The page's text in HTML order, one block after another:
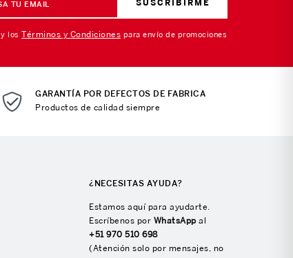
SUSCRIBIRME
y losTérminos y Condiciones para envío de promociones
GARANTÍA POR DEFECTOS DE FABRICA
Productos de calidad siempre
¿NECESITAS AYUDA?
Estamos aquí para ayudarte.
Escríbenos por WhatsApp al
+51 970 510 698
(Atención solo por mensajes, no